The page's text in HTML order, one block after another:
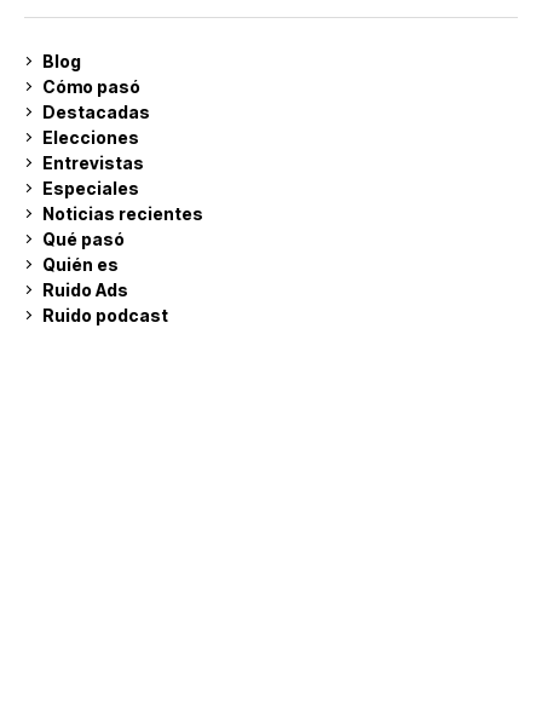
Blog
Cómo pasó
Destacadas
Elecciones
Entrevistas
Especiales
Noticias recientes
Qué pasó
Quién es
Ruido Ads
Ruido podcast